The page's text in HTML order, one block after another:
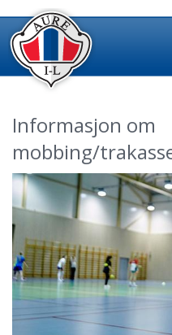
Informasjon om
mobbing/